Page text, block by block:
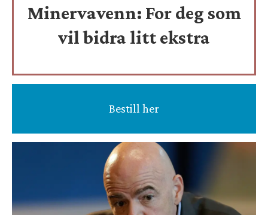
Minervavenn: For deg som
vil bidra litt ekstra
Bestill her